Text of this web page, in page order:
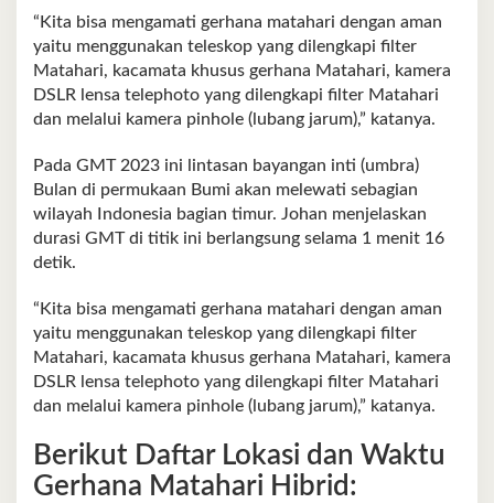
“Kita bisa mengamati gerhana matahari dengan aman
yaitu menggunakan teleskop yang dilengkapi filter
Matahari, kacamata khusus gerhana Matahari, kamera
DSLR lensa telephoto yang dilengkapi filter Matahari
dan melalui kamera pinhole (lubang jarum),” katanya.
Pada GMT 2023 ini lintasan bayangan inti (umbra)
Bulan di permukaan Bumi akan melewati sebagian
wilayah Indonesia bagian timur. Johan menjelaskan
durasi GMT di titik ini berlangsung selama 1 menit 16
detik.
“Kita bisa mengamati gerhana matahari dengan aman
yaitu menggunakan teleskop yang dilengkapi filter
Matahari, kacamata khusus gerhana Matahari, kamera
DSLR lensa telephoto yang dilengkapi filter Matahari
dan melalui kamera pinhole (lubang jarum),” katanya.
Berikut Daftar Lokasi dan Waktu
Gerhana Matahari Hibrid: